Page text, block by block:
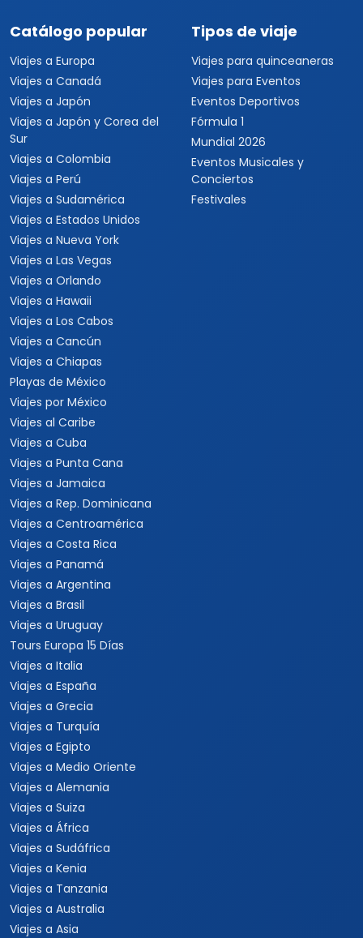
Catálogo popular
Viajes a Europa
Viajes a Canadá
Viajes a Japón
Viajes a Japón y Corea del
Sur
Viajes a Colombia
Viajes a Perú
Viajes a Sudamérica
Viajes a Estados Unidos
Viajes a Nueva York
Viajes a Las Vegas
Viajes a Orlando
Viajes a Hawaii
Viajes a Los Cabos
Viajes a Cancún
Viajes a Chiapas
Playas de México
Viajes por México
Viajes al Caribe
Viajes a Cuba
Viajes a Punta Cana
Viajes a Jamaica
Viajes a Rep. Dominicana
Viajes a Centroamérica
Viajes a Costa Rica
Viajes a Panamá
Viajes a Argentina
Viajes a Brasil
Viajes a Uruguay
Tours Europa 15 Días
Viajes a Italia
Viajes a España
Viajes a Grecia
Viajes a Turquía
Viajes a Egipto
Viajes a Medio Oriente
Viajes a Alemania
Viajes a Suiza
Viajes a África
Viajes a Sudáfrica
Viajes a Kenia
Viajes a Tanzania
Viajes a Australia
Viajes a Asia
Tipos de viaje
Viajes para quinceaneras
Viajes para Eventos
Eventos Deportivos
Fórmula 1
Mundial 2026
Eventos Musicales y
Conciertos
Festivales